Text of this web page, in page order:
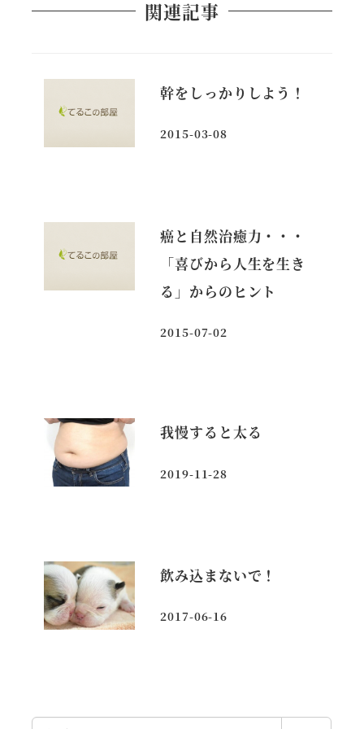
関連記事
幹をしっかりしよう！
投稿日
2015-03-08
癌と自然治癒力・・・
「喜びから人生を生き
る」からのヒント
投稿日
2015-07-02
我慢すると太る
投稿日
2019-11-28
飲み込まないで！
投稿日
2017-06-16